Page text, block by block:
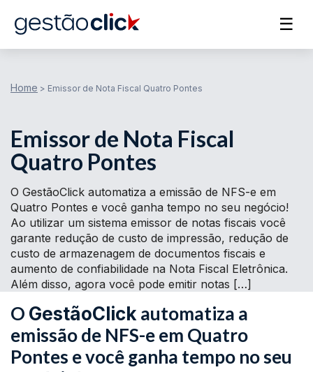
☰
Home > Emissor de Nota Fiscal Quatro Pontes
Emissor de Nota Fiscal
Quatro Pontes
O GestãoClick automatiza a emissão de NFS-e em
Quatro Pontes e você ganha tempo no seu negócio!
Ao utilizar um sistema emissor de notas fiscais você
garante redução de custo de impressão, redução de
custo de armazenagem de documentos fiscais e
aumento de confiabilidade na Nota Fiscal Eletrônica.
Além disso, agora você pode emitir notas […]
O GestãoClick automatiza a
emissão de NFS-e em Quatro
Pontes e você ganha tempo no seu